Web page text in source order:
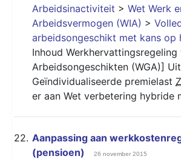
Arbeidsinactiviteit > Wet Werk
Arbeidsvermogen (WIA) >
arbeidsongeschikt met kans op
Inhoud
Arbeidsongeschikten (WGA)]
Geïndividualiseerde premielast
er aan Wet verbetering hybride
22. Aanpassing aan
(pensioen)
26 november 2015